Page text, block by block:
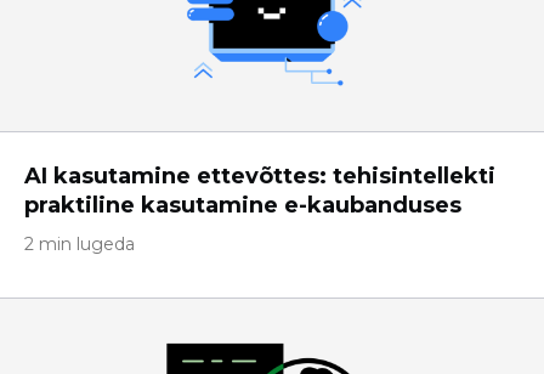
AI kasutamine ettevõttes: tehisintellekti
praktiline kasutamine e-kaubanduses
2 min lugeda